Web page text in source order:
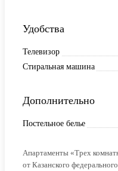
Удобства
Телевизор
Стиральная машина
Дополнительно
Постельное белье
Апартаменты «Трех
от Казанского